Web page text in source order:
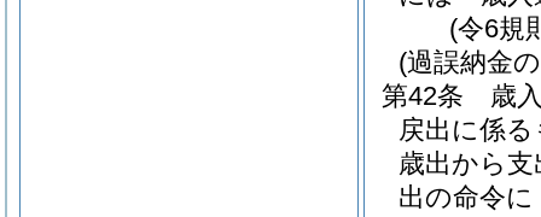
(令6規
(過誤納金
第42条
歳
戻出に係
歳出から
出の命令